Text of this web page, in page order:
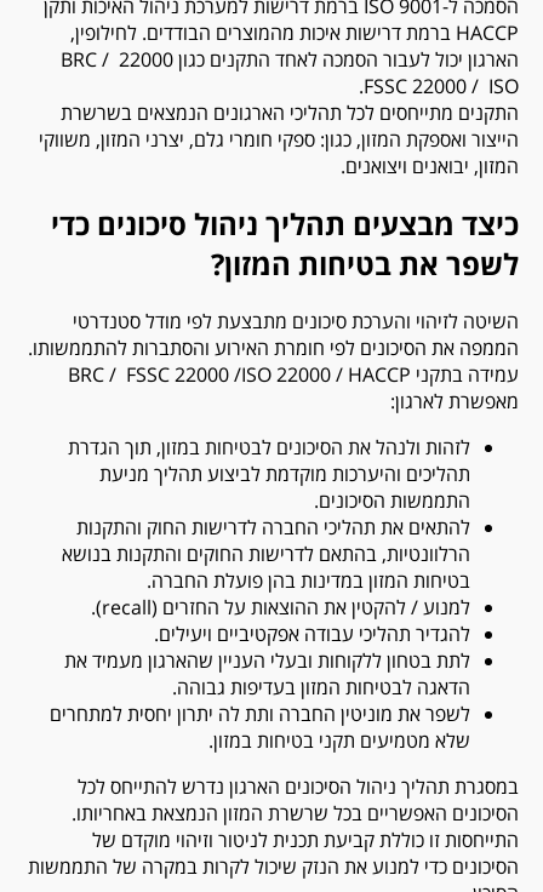
הסמכה ל-9001 ISO ברמת דרישות למערכת ניהול האיכות ותקן
HACCP ברמת דרישות איכות מהמוצרים הבודדים. לחילופין,
הארגון יכול לעבור הסמכה לאחד התקנים כגון 22000 BRC /
FSSC 22000 / ISO.
התקנים מתייחסים לכל תהליכי הארגונים הנמצאים בשרשרת
הייצור ואספקת המזון, כגון: ספקי חומרי גלם, יצרני המזון, משווקי
המזון, יבואנים ויצואנים.
כיצד מבצעים תהליך ניהול סיכונים כדי
לשפר את בטיחות המזון?
השיטה לזיהוי והערכת סיכונים מתבצעת לפי מודל סטנדרטי
הממפה את הסיכונים לפי חומרת האירוע והסתברות להתממשותו.
עמידה בתקני HACCP
/ 22000
ISO
/ BRC / FSSC 22000
מאפשרת לארגון:
לזהות ולנהל את הסיכונים לבטיחות במזון, תוך הגדרת
תהליכים והיערכות מוקדמת לביצוע תהליך מניעת
התממשות הסיכונים.
להתאים את תהליכי החברה לדרישות החוק והתקנות
הרלוונטיות, בהתאם לדרישות החוקים והתקנות בנושא
בטיחות המזון במדינות בהן פועלת החברה.
למנוע / להקטין את ההוצאות על החזרים (recall
).
להגדיר תהליכי עבודה אפקטיביים ויעילים.
לתת בטחון ללקוחות ובעלי העניין שהארגון מעמיד את
הדאגה לבטיחות המזון בעדיפות גבוהה.
לשפר את מוניטין החברה ותת לה יתרון יחסית למתחרים
שלא מטמיעים תקני בטיחות במזון.
במסגרת תהליך ניהול הסיכונים הארגון נדרש להתייחס לכל
הסיכונים האפשריים בכל שרשרת המזון הנמצאת באחריותו.
התייחסות זו כוללת קביעת תכנית לניטור וזיהוי מוקדם של
הסיכונים כדי למנוע את הנזק שיכול לקרות במקרה של התממשות